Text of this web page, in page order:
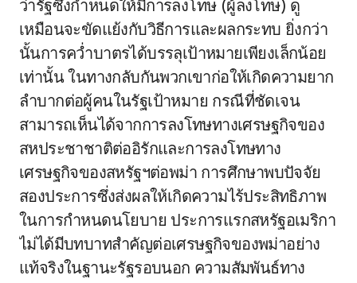
ว่ารัฐซึ่งกำหนดให้มีการลงโทษ (ผู้ลงโทษ) ดู
เหมือนจะขัดแย้งกับวิธีการและผลกระทบ ยิ่งกว่า
นั้นการคว่ำบาตรได้บรรลุเป้าหมายเพียงเล็กน้อย
เท่านั้น ในทางกลับกันพวกเขาก่อให้เกิดความยาก
ลำบากต่อผู้คนในรัฐเป้าหมาย กรณีที่ชัดเจน
สามารถเห็นได้จากการลงโทษทางเศรษฐกิจของ
สหประชาชาติต่ออิรักและการลงโทษทาง
เศรษฐกิจของสหรัฐฯต่อพม่า การศึกษาพบปัจจัย
สองประการซึ่งส่งผลให้เกิดความไร้ประสิทธิภาพ
ในการกำหนดนโยบาย ประการแรกสหรัฐอเมริกา
ไม่ได้มีบทบาทสำคัญต่อเศรษฐกิจของพม่าอย่าง
แท้จริงในฐานะรัฐรอบนอก ความสัมพันธ์ทาง